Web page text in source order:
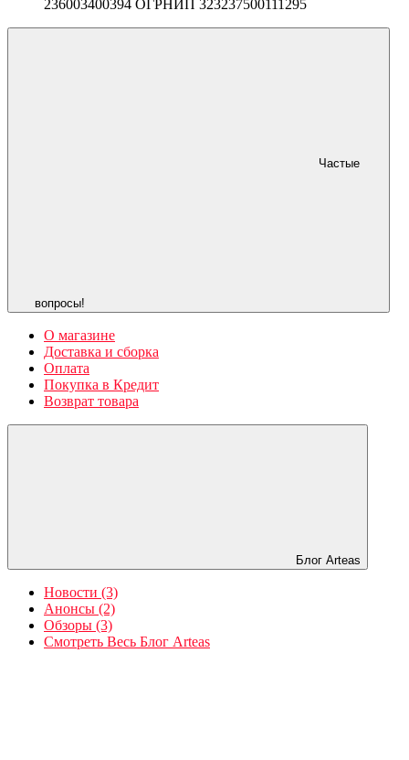
236003400394 ОГРНИП 323237500111295
Частые
вопросы!
О магазине
Доставка и сборка
Оплата
Покупка в Кредит
Возврат товара
Блог Arteas
Новости (3)
Анонсы (2)
Обзоры (3)
Смотреть Весь Блог Arteas